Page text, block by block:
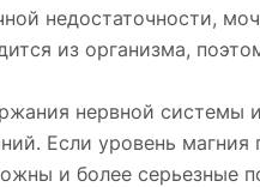
недостаточности,
из организма,
нервной системы
Если уровень
и более серьезные